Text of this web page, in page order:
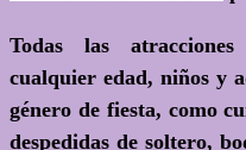
Todas las
cualquier edad, niños y
género de fiesta, como
despedidas de soltero,